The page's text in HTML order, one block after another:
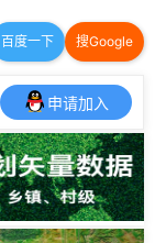
百度一下 搜Google
申请加入